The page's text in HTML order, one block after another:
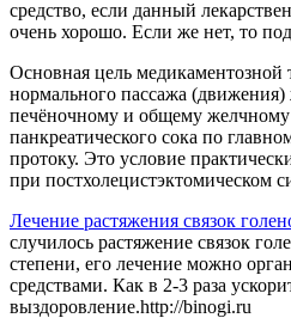
средство, если данный
очень хорошо. Если же нет, то
Основная цель медикаментозной
нормального пассажа
печёночному и общему
панкреатического сока по
протоку. Это условие
при постхолецистэктомическом
Лечение растяжения связок
случилось растяжение связок
степени, его лечение можно
средствами. Как в 2-3 раза
выздоровление.http://binogi.ru